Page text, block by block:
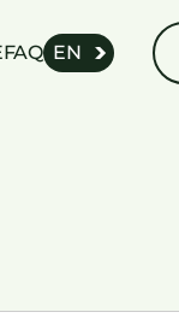
FAQ EN